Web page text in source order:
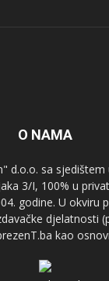
O NAMA
d.o.o. sa sjedištem
3/I, 100% u
godine. U okviru
djelatnosti
kao